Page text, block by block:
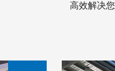
高效解决